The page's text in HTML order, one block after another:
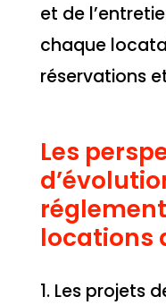
et de
chaque
réservations
Les
locations
1. Les projets